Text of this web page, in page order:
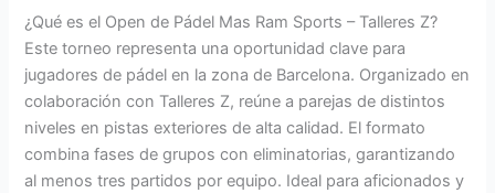
¿Qué es el Open de Pádel Mas Ram Sports – Talleres Z?
Este torneo representa una oportunidad clave para
jugadores de pádel en la zona de Barcelona. Organizado en
colaboración con Talleres Z, reúne a parejas de distintos
niveles en pistas exteriores de alta calidad. El formato
combina fases de grupos con eliminatorias, garantizando
al menos tres partidos por equipo. Ideal para aficionados y